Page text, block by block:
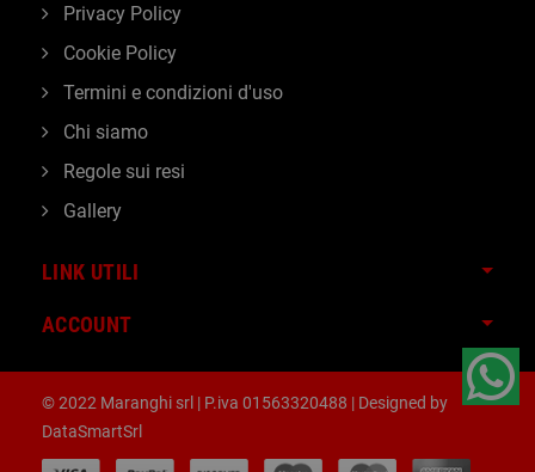
LINK UTILI
ACCOUNT
Privacy Policy
Cookie Policy
Termini e condizioni d'uso
Chi siamo
Regole sui resi
Gallery
© 2022 Maranghi srl | P.iva 01563320488 | Designed by
DataSmartSrl